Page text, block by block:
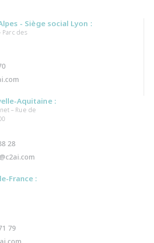
- Siège social Lyon :
Parc des
Aquitaine :
– Rue de
28
France :
79